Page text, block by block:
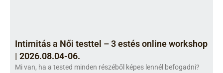
Intimitás a Női testtel – 3 estés online workshop
| 2026.08.04-06.
Mi van, ha a tested minden részéből képes lennél befogadni?